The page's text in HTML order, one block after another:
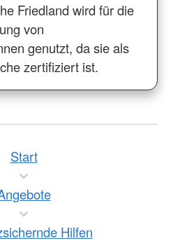
Friedland wird für die
von
genutzt, da sie als
zertifiziert ist.
Start
Hilfen